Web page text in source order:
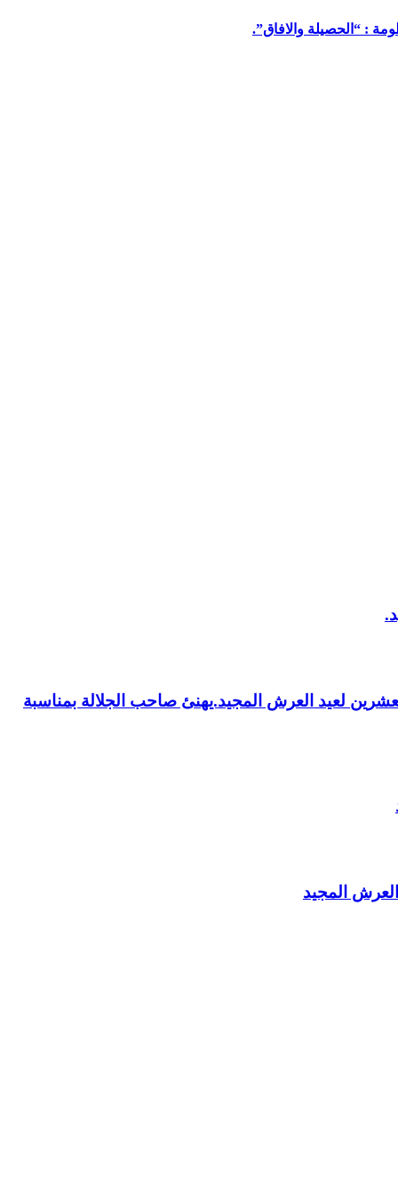
: “الحصيلة والافاق”.
لعيد العرش المجيد.يهنئ صاحب الجلالة بمناسبة